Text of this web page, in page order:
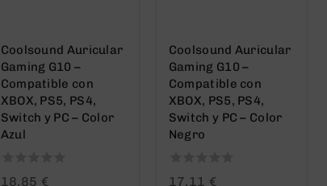
Coolsound Auricular
Gaming G10 –
Compatible con
XBOX, PS5, PS4,
Switch y PC – Color
Azul
0
18,85 €
Coolsound Auricular
Gaming G10 –
Compatible con
XBOX, PS5, PS4,
Switch y PC – Color
Negro
0
17,11 €